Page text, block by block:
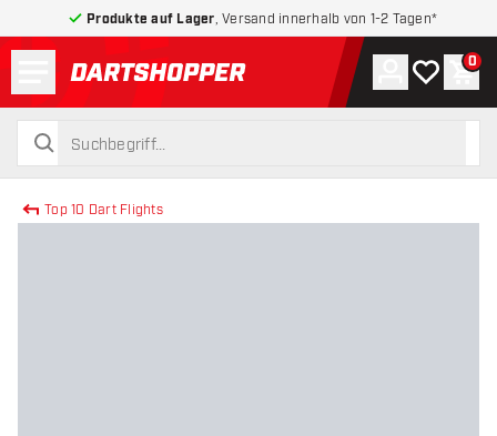
Produkte auf Lager , Versand innerhalb von 1-2 Tagen*
zurück zur Startseite
suchen
suchen
Konto
Meine 0
Top 10 Dart Flights